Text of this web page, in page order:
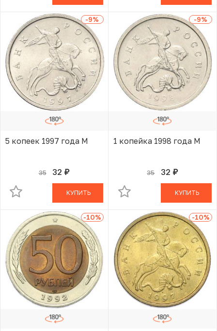
-9%
5 копеек 1997 года М
35 32 руб.
В КОРЗИНЕ
КУПИТЬ
-9%
1 копейка 1998 года М
35 32 руб.
В КОРЗИНЕ
КУПИТЬ
-10% -10%